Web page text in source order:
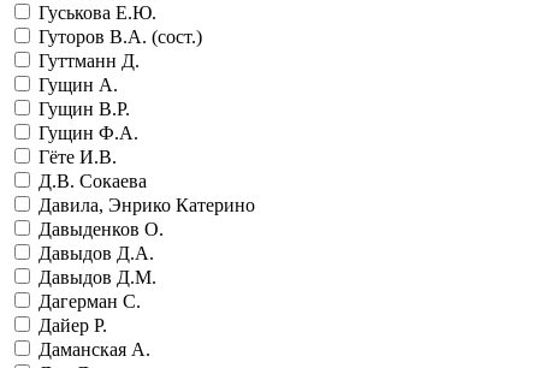
Гуськова Е.Ю.
Гуторов В.А. (сост.)
Гуттманн Д.
Гущин А.
Гущин В.Р.
Гущин Ф.А.
Гёте И.В.
Д.В. Сокаева
Давила, Энрико Катерино
Давыденков О.
Давыдов Д.А.
Давыдов Д.М.
Дагерман С.
Дайер Р.
Даманская А.